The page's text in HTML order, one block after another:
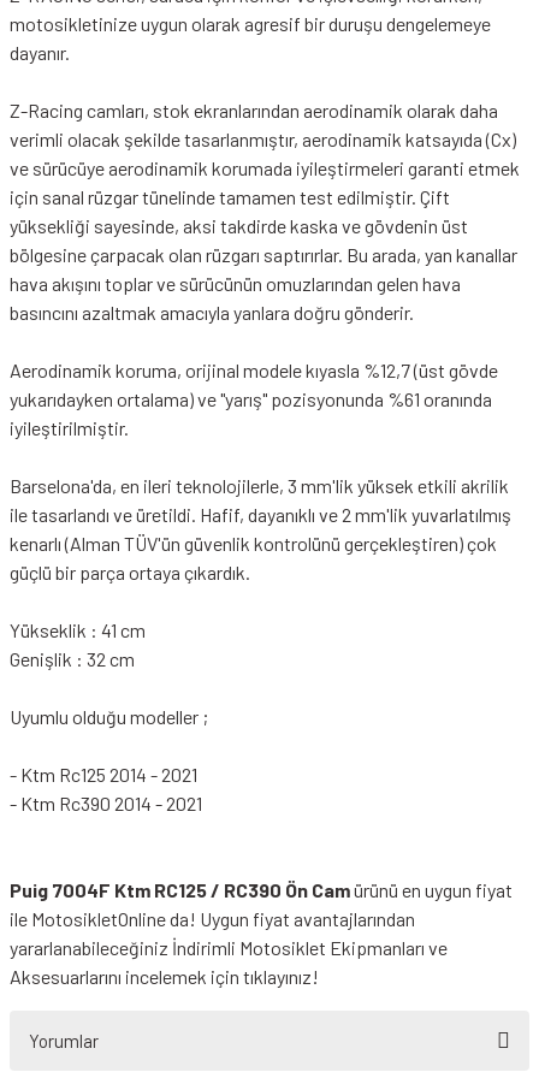
motosikletinize uygun olarak agresif bir duruşu dengelemeye
dayanır.
Z-Racing camları, stok ekranlarından aerodinamik olarak daha
verimli olacak şekilde tasarlanmıştır, aerodinamik katsayıda (Cx)
ve sürücüye aerodinamik korumada iyileştirmeleri garanti etmek
için sanal rüzgar tünelinde tamamen test edilmiştir. Çift
yüksekliği sayesinde, aksi takdirde kaska ve gövdenin üst
bölgesine çarpacak olan rüzgarı saptırırlar. Bu arada, yan kanallar
hava akışını toplar ve sürücünün omuzlarından gelen hava
basıncını azaltmak amacıyla yanlara doğru gönderir.
Aerodinamik koruma, orijinal modele kıyasla %12,7 (üst gövde
yukarıdayken ortalama) ve "yarış" pozisyonunda %61 oranında
iyileştirilmiştir.
Barselona'da, en ileri teknolojilerle, 3 mm'lik yüksek etkili akrilik
ile tasarlandı ve üretildi. Hafif, dayanıklı ve 2 mm'lik yuvarlatılmış
kenarlı (Alman TÜV'ün güvenlik kontrolünü gerçekleştiren) çok
güçlü bir parça ortaya çıkardık.
Yükseklik : 41 cm
Genişlik : 32 cm
Uyumlu olduğu modeller ;
- Ktm Rc125 2014 - 2021
- Ktm Rc390 2014 - 2021
Puig 7004F Ktm RC125 / RC390 Ön Camürünü en uygun fiyat
ile MotosikletOnline da! Uygun fiyat avantajlarından
yararlanabileceğiniz İndirimli Motosiklet Ekipmanları ve
Aksesuarlarını incelemek için tıklayınız!
Yorumlar